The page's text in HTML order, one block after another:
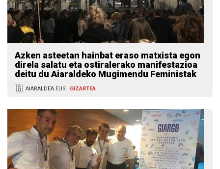
Azken asteetan hainbat eraso matxista egon
direla salatu eta ostiralerako manifestazioa
deitu du Aiaraldeko Mugimendu Feministak
AIARALDEA.EUS GIZARTEA